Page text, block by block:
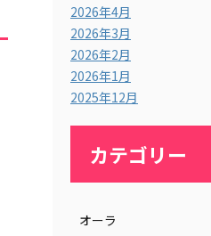
2026年4月
2026年3月
2026年2月
2026年1月
2025年12月
カテゴリー
オーラ